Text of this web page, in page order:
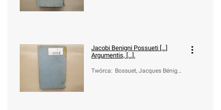
Jacobi Benigni Possueti [...]
Argumentis, [...].
Twórca: Bossuet, Jacques Bénigne